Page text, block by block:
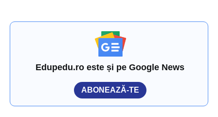
Edupedu.ro este și pe Google News
ABONEAZĂ-TE